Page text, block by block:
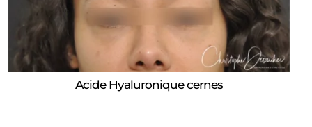
Acide Hyaluronique cernes